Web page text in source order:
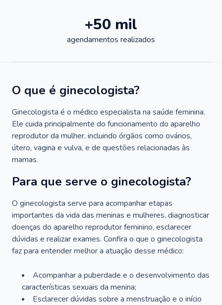
+50 mil
agendamentos realizados
O que é ginecologista?
Ginecologista é o médico especialista na saúde feminina.
Ele cuida principalmente do funcionamento do aparelho
reprodutor da mulher, incluindo órgãos como ovários,
útero, vagina e vulva, e de questões relacionadas às
mamas.
Para que serve o ginecologista?
O ginecologista serve para acompanhar etapas
importantes da vida das meninas e mulheres, diagnosticar
doenças do aparelho reprodutor feminino, esclarecer
dúvidas e realizar exames. Confira o que o ginecologista
faz para entender melhor a atuação desse médico:
Acompanhar a puberdade e o desenvolvimento das
características sexuais da menina;
Esclarecer dúvidas sobre a menstruação e o início